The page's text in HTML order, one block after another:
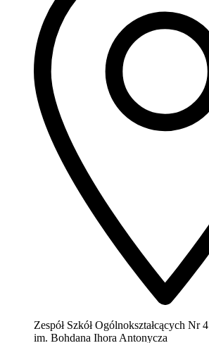
Zespół Szkół Ogólnokształcących Nr 4
im. Bohdana Ihora Antonycza